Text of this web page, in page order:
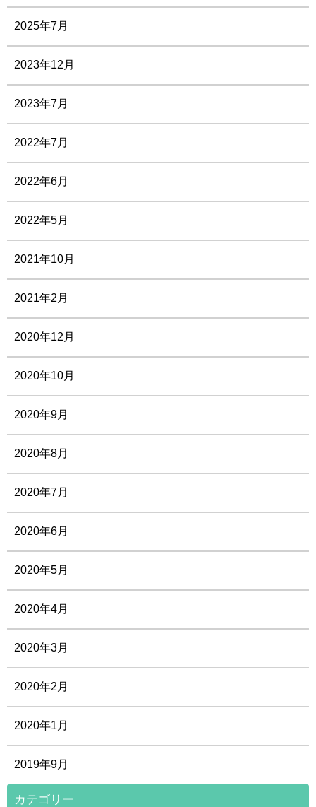
2025年7月
2023年12月
2023年7月
2022年7月
2022年6月
2022年5月
2021年10月
2021年2月
2020年12月
2020年10月
2020年9月
2020年8月
2020年7月
2020年6月
2020年5月
2020年4月
2020年3月
2020年2月
2020年1月
2019年9月
カテゴリー